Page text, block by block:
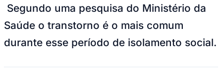
Segundo uma pesquisa do Ministério da
Saúde o transtorno é o mais comum
durante esse período de isolamento social.